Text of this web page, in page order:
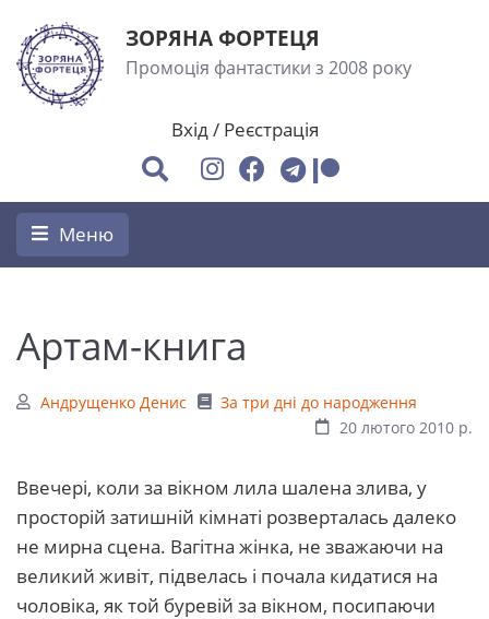
ЗОРЯНА ФОРТЕЦЯ
Промоція фантастики з 2008 року
Вхід/ Реєстрація
Меню
Артам-книга
Андрущенко Денис
За три дні до народження
20 лютого 2010 р.
Ввечері, коли за вікном лила шалена злива, у
просторій затишній кімнаті розверталась далеко
не мирна сцена. Вагітна жінка, не зважаючи на
великий живіт, підвелась і почала кидатися на
чоловіка, як той буревій за вікном, посипаючи